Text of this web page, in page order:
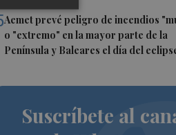
Aemet prevé peligro de incendios
o "extremo" en la mayor parte de la
Península y Baleares el día del
Suscríbete al